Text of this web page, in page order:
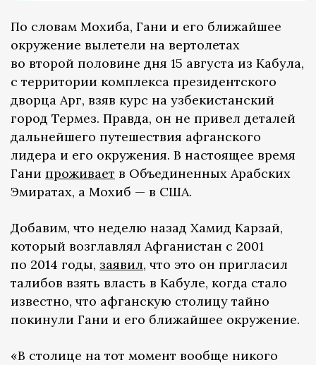
По словам Мохиба, Гани и его ближайшее
окружение вылетели на вертолетах
во второй половине дня 15 августа из Кабула,
с территории комплекса президентского
дворца Арг, взяв курс на узбекистанский
город Термез. Правда, он не привел деталей
дальнейшего путешествия афганского
лидера и его окружения. В настоящее время
Гани проживает в Объединенных Арабских
Эмиратах, а Мохиб — в США.
Добавим, что неделю назад Хамид Карзай,
который возглавлял Афганистан с 2001
по 2014 годы, заявил, что это он пригласил
талибов взять власть в Кабуле, когда стало
известно, что афганскую столицу тайно
покинули Гани и его ближайшее окружение.
«В столице на тот момент вообще никого